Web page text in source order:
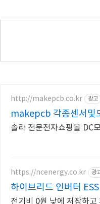
http://makepcb.co.kr 광고
makepcb 각종센서및
솔라 전문전자쇼핑몰 DC
https://ncenergy.co.kr 광
하이브리드 인버터 ESS
전기비 0원 낮에 저장하